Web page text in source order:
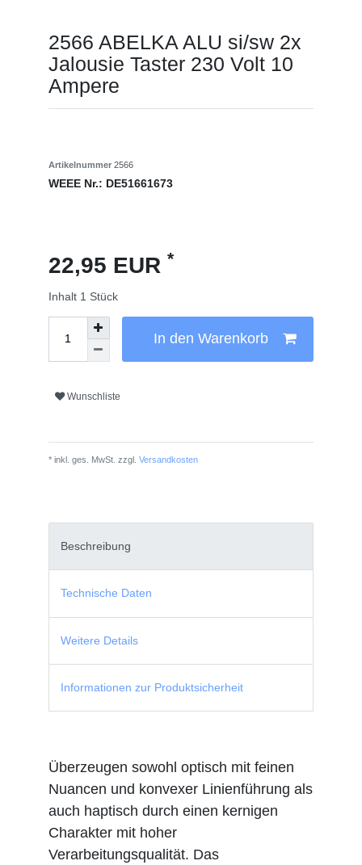
2566 ABELKA ALU si/sw 2x
Jalousie Taster 230 Volt 10
Ampere
Artikelnummer 2566
WEEE Nr.: DE51661673
22,95 EUR *
Inhalt 1 Stück
In den Warenkorb
Wunschliste
* inkl. ges. MwSt. zzgl. Versandkosten
Beschreibung
Technische Daten
Weitere Details
Informationen zur Produktsicherheit
Überzeugen sowohl optisch mit feinen
Nuancen und konvexer Linienführung als
auch haptisch durch einen kernigen
Charakter mit hoher
Verarbeitungsqualität. Das